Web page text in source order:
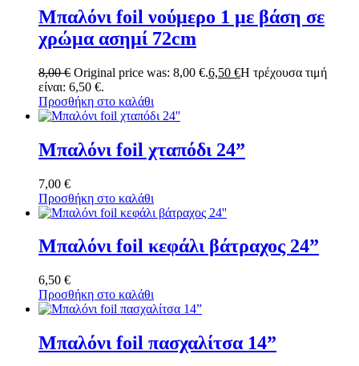
Μπαλόνι foil νούμερο 1 με βάση σε
χρώμα ασημί 72cm
8,00€ Original price was: 8,00 €.6,50 €Η τρέχουσα τιμή
είναι: 6,50 €.
Προσθήκη στο καλάθι
Μπαλόνι foil χταπόδι 24”
7,00 €
Προσθήκη στο καλάθι
Μπαλόνι foil κεφάλι βάτραχος 24”
6,50 €
Προσθήκη στο καλάθι
Μπαλόνι foil πασχαλίτσα 14”